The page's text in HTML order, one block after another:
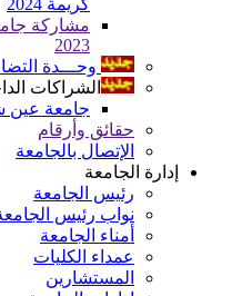
مشاركة
2023
وحـــدة
الشراكات
جامعة
حقائق وأرقام
الإتصال بالجامعة
إدارة الجامعة
رئيس الجامعة
نواب رئيس
أمناء الجامعة
عمداء الكليات
المستشارين